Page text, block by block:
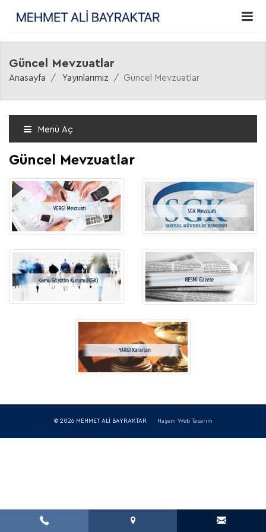
Güncel Mevzuatlar
Anasayfa Yayınlarımız Güncel Mevzuatlar
Menü Aç
Güncel Mevzuatlar
© 2026 MEHMET ALİ BAYRAKTAR Haşem Web Tasarım